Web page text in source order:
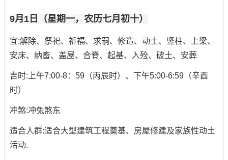
9月1日（星期一，农历七月初十）
宜:解除、祭祀、祈福、求嗣、修造、动土、竖柱、上梁、
安床、纳畜、盖屋、合脊、起基、入殓、破土、安葬
吉时:上午7:00-8：59（丙辰时）、下午5:00-6:59（辛酉
时）
冲煞:冲兔煞东
适合人群:适合大型建筑工程奠基、房屋修建及家族性动土
活动.